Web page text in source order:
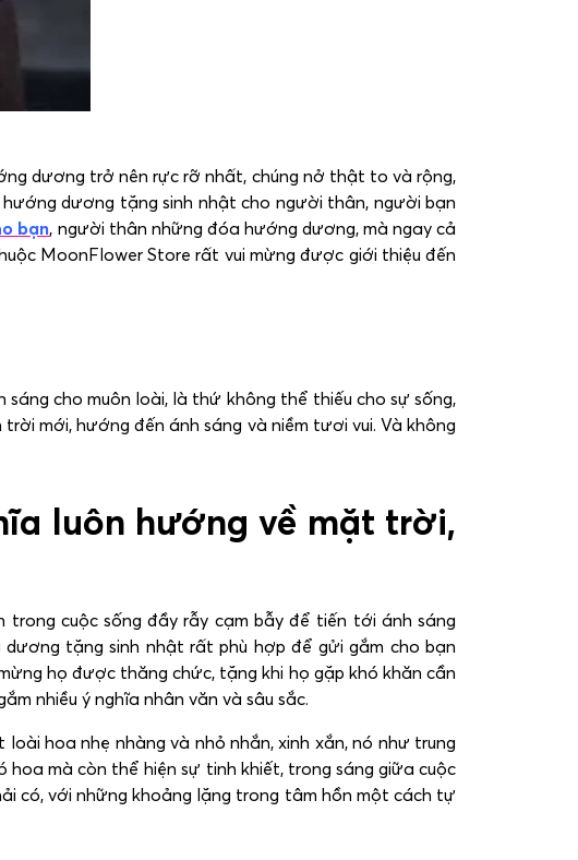
dương trở nên rực rỡ nhất, chúng nở thật to và rộng,
dương tặng sinh nhật cho người thân, người bạn
bạn, người thân những đóa hướng dương, mà ngay cả
MoonFlower Store rất vui mừng được giới thiệu đến
cho muôn loài, là thứ không thể thiếu cho sự sống,
mới, hướng đến ánh sáng và niềm tươi vui. Và không
luôn hướng về mặt trời,
cuộc sống đầy rẫy cạm bẫy để tiến tới ánh sáng
tặng sinh nhật rất phù hợp để gửi gắm cho bạn
họ được thăng chức, tặng khi họ gặp khó khăn cần
nhiều ý nghĩa nhân văn và sâu sắc.
hoa nhẹ nhàng và nhỏ nhắn, xinh xắn, nó như trung
mà còn thể hiện sự tinh khiết, trong sáng giữa cuộc
có, với những khoảng lặng trong tâm hồn một cách tự